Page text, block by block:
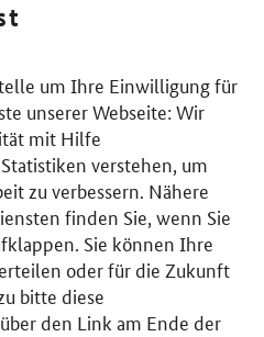
um Ihre Einwilligung für
unserer Webseite: Wir
mit Hilfe
verstehen, um
zu verbessern. Nähere
finden Sie, wenn Sie
Sie können Ihre
oder für die Zukunft
bitte diese
den Link am Ende der